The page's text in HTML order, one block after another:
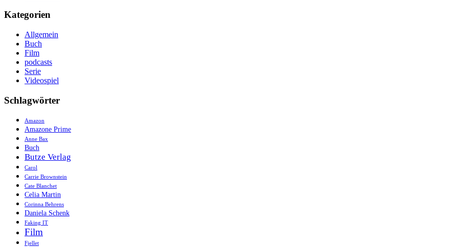
Kategorien
Allgemein
Buch
Film
podcasts
Serie
Videospiel
Schlagwörter
Amazon
Amazone Prime
Anne Bax
Buch
Butze Verlag
Carol
Carrie Brownstein
Cate Blanchet
Celia Martin
Corinna Behrens
Daniela Schenk
Faking IT
Film
Fjellet